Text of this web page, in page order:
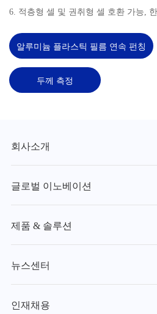
6. 적층형 셀 및 권취형 셀 호환 가능,
알루미늄 플라스틱 필름 연속 펀칭
두께 측정
회사소개
글로벌 이노베이션
제품 & 솔루션
뉴스센터
인재채용